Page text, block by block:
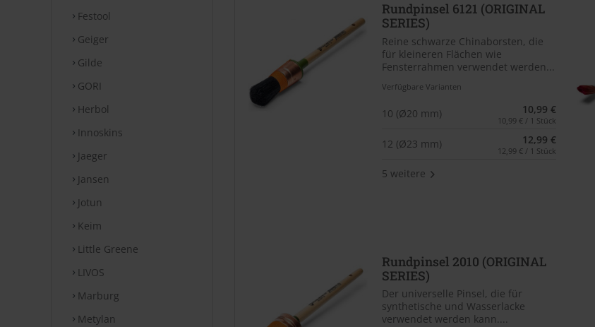
Festool
Geiger
Gilde
GORI
Herbol
Innoskins
Jaeger
Jansen
Jotun
Keim
Little Greene
LIVOS
Marburg
Metylan
Rundpinsel 6121 (ORIGINAL
SERIES)
Reine schwarze Chinaborsten, die
für kleineren Flächen wie
Fensterrahmen verwendet werden...
Verfügbare Varianten
10 (Ø20 mm) 10,99 €
10,99 € / 1 Stück
12 (Ø23 mm) 12,99 €
12,99 € / 1 Stück
5 weitere
Rundpinsel 2010 (ORIGINAL
SERIES)
Der universelle Pinsel, die für
synthetische und Wasserlacke
verwendet werden kann....